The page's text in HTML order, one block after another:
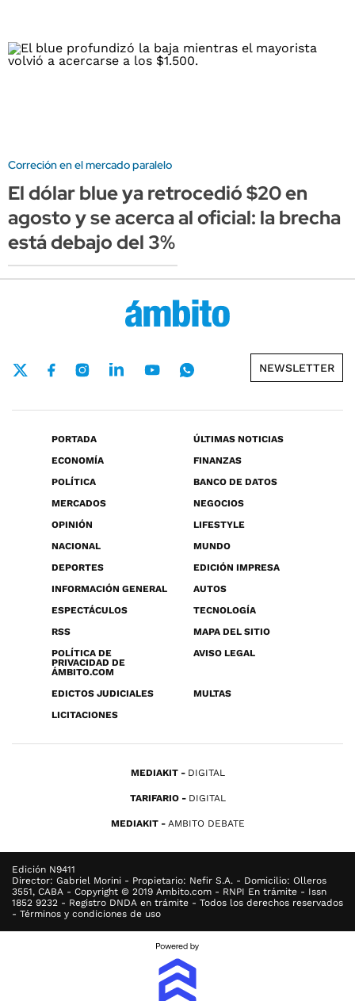
Correción en el mercado paralelo
El dólar blue ya retrocedió $20 en
agosto y se acerca al oficial: la brecha
está debajo del 3%
NEWSLETTER
PORTADA
ÚLTIMAS NOTICIAS
ECONOMÍA
FINANZAS
POLÍTICA
BANCO DE DATOS
MERCADOS
NEGOCIOS
OPINIÓN
LIFESTYLE
NACIONAL
MUNDO
DEPORTES
EDICIÓN IMPRESA
INFORMACIÓN GENERAL
AUTOS
ESPECTÁCULOS
TECNOLOGÍA
RSS
MAPA DEL SITIO
POLÍTICA DE
PRIVACIDAD DE
ÁMBITO.COM
AVISO LEGAL
EDICTOS JUDICIALES
MULTAS
LICITACIONES
MEDIAKIT DIGITAL
TARIFARIO DIGITAL
MEDIAKIT AMBITO DEBATE
Edición N9411
Director: Gabriel Morini - Propietario: Nefir S.A. - Domicilio: Olleros
3551, CABA - Copyright © 2019 Ambito.com - RNPI En trámite - Issn
1852 9232 - Registro DNDA en trámite - Todos los derechos reservados
- Términos y condiciones de uso